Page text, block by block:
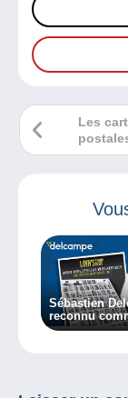
Les
Sébastien
reconnu
philatélistes